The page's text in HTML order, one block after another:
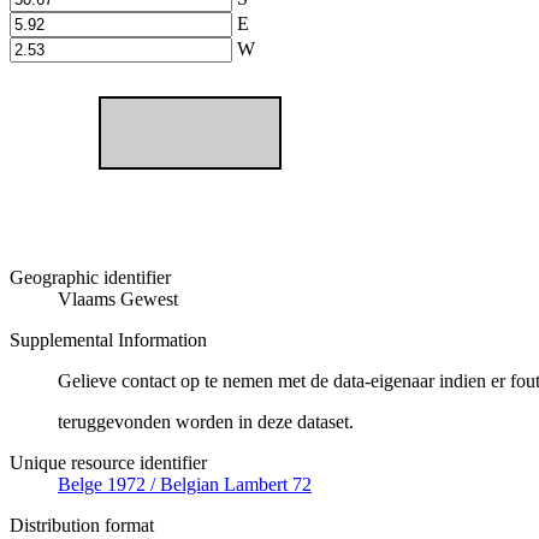
E
W
Geographic identifier
Vlaams Gewest
Supplemental Information
Gelieve contact op te nemen met de data-eigenaar indien er
teruggevonden worden in deze dataset.
Unique resource identifier
Belge 1972 / Belgian Lambert 72
Distribution format